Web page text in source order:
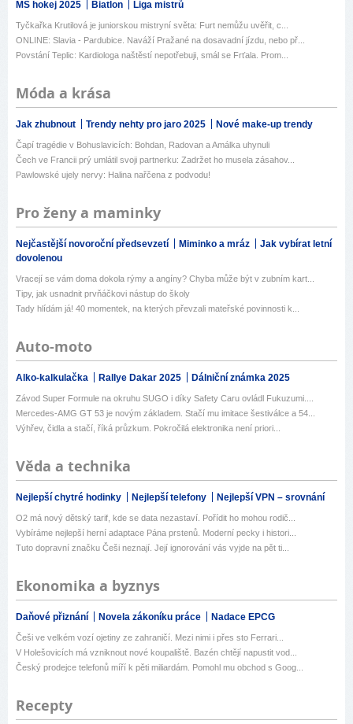
MS hokej 2025 Biatlon Liga mistrů
Tyčkařka Krutilová je juniorskou mistryní světa: Furt nemůžu uvěřit, c...
ONLINE: Slavia - Pardubice. Naváží Pražané na dosavadní jízdu, nebo př...
Povstání Teplic: Kardiologa naštěstí nepotřebuji, smál se Frťala. Prom...
Móda a krása
Jak zhubnout Trendy nehty pro jaro 2025 Nové make-up trendy
Čapí tragédie v Bohuslavicích: Bohdan, Radovan a Amálka uhynuli
Čech ve Francii prý umlátil svoji partnerku: Zadržet ho musela zásahov...
Pawlowské ujely nervy: Halina nařčena z podvodu!
Pro ženy a maminky
Nejčastější novoroční předsevzetí Miminko a mráz
Jak vybírat letní
dovolenou
Vracejí se vám doma dokola rýmy a angíny? Chyba může být v zubním kart...
Tipy, jak usnadnit prvňáčkovi nástup do školy
Tady hlídám já! 40 momentek, na kterých převzali mateřské povinnosti k...
Auto-moto
Alko-kalkulačka Rallye Dakar 2025 Dálniční známka 2025
Závod Super Formule na okruhu SUGO i díky Safety Caru ovládl Fukuzumi....
Mercedes-AMG GT 53 je novým základem. Stačí mu imitace šestiválce a 54...
Výhřev, čidla a stačí, říká průzkum. Pokročilá elektronika není priori...
Věda a technika
Nejlepší chytré hodinky Nejlepší telefony Nejlepší VPN – srovnání
O2 má nový dětský tarif, kde se data nezastaví. Pořídit ho mohou rodič...
Vybíráme nejlepší herní adaptace Pána prstenů. Moderní pecky i histori...
Tuto dopravní značku Češi neznají. Její ignorování vás vyjde na pět ti...
Ekonomika a byznys
Daňové přiznání Novela zákoníku práce Nadace EPCG
Češi ve velkém vozí ojetiny ze zahraničí. Mezi nimi i přes sto Ferrari...
V Holešovicích má vzniknout nové koupaliště. Bazén chtějí napustit vod...
Český prodejce telefonů míří k pěti miliardám. Pomohl mu obchod s Goog...
Recepty